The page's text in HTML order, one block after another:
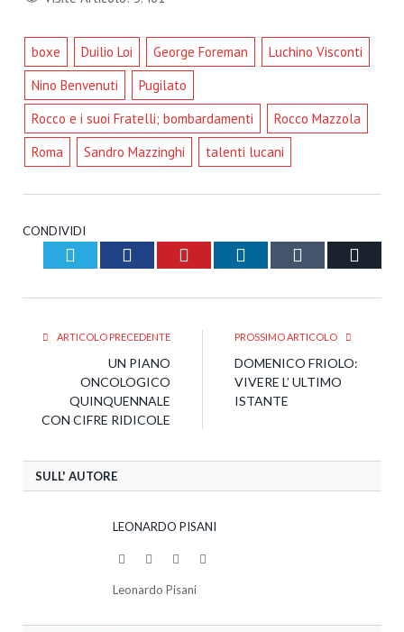
boxe Duilio Loi George Foreman
Luchino Visconti
Nino Benvenuti
Pugilato
Rocco e i suoi Fratelli; bombardamenti
Rocco Mazzola
Roma
Sandro Mazzinghi talenti lucani
CONDIVIDI
Twitter Facebook Pinterest LinkedIn Tumblr
ARTICOLO PRECEDENTE
UN PIANO
ONCOLOGICO
QUINQUENNALE
CON CIFRE RIDICOLE
PROSSIMO ARTICOLO
DOMENICO FRIOLO:
VIVERE L’ ULTIMO
ISTANTE
SULL' AUTORE
LEONARDO PISANI
WebsiteFacebookTwitter
Leonardo Pisani